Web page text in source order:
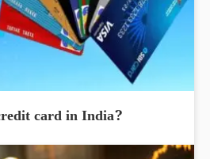
card in India?